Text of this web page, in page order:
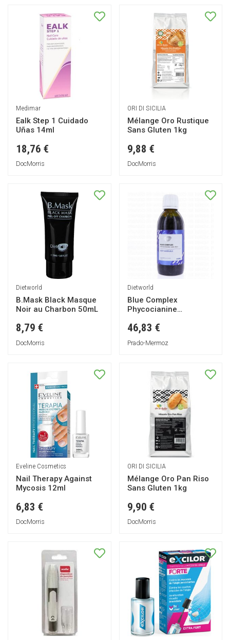
Medimar
Ealk Step 1 Cuidado
Uñas 14ml
18,76 €
DocMorris
ORI DI SICILIA
Mélange Oro Rustique
Sans Gluten 1kg
9,88 €
DocMorris
Dietworld
B.Mask Black Masque
Noir au Charbon 50mL
8,79 €
DocMorris
Dietworld
Blue Complex
Phycocianine
46,83 €
Prado-Mermoz
Eveline Cosmetics
Nail Therapy Against
Mycosis 12ml
6,83 €
DocMorris
ORI DI SICILIA
Mélange Oro Pan Riso
Sans Gluten 1kg
9,90 €
DocMorris